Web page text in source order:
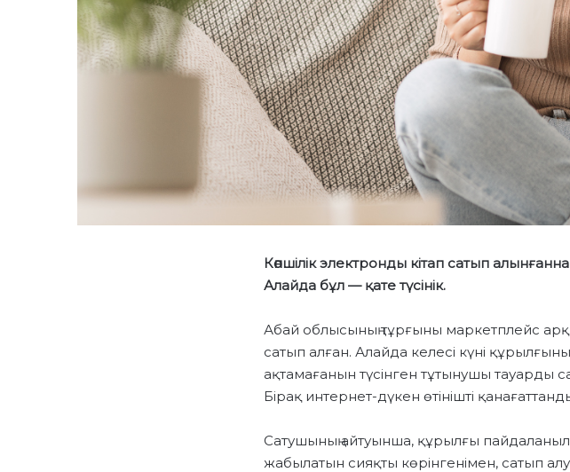
Көпшілік электронды кітап сатып
Алайда бұл — қате түсінік.
Абай облысының тұрғыны маркетплейс
сатып алған. Алайда келесі күні
ақтамағанын түсінген тұтынушы тауарды
Бірақ интернет-дүкен өтінішті
Сатушының айтуынша, құрылғы
жабылатын сияқты көрінгенімен, сатып